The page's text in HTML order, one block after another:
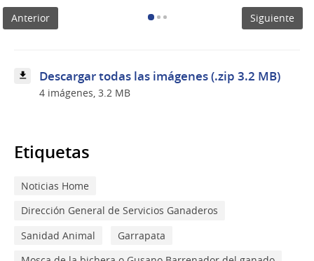
Buiatría
en
Paysandú
Anterior Siguiente
Descargar todas las imágenes (.zip 3.2 MB)
4 imágenes, 3.2 MB
Etiquetas
Noticias Home
Dirección General de Servicios Ganaderos
Sanidad Animal
Garrapata